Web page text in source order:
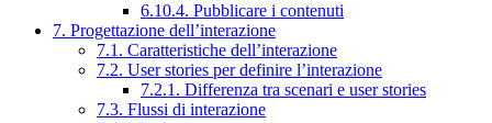
6.10.4. Pubblicare i contenuti
7. Progettazione dell’interazione
7.1. Caratteristiche dell’interazione
7.2. User stories per definire l’interazione
7.2.1. Differenza tra scenari e user stories
7.3. Flussi di interazione